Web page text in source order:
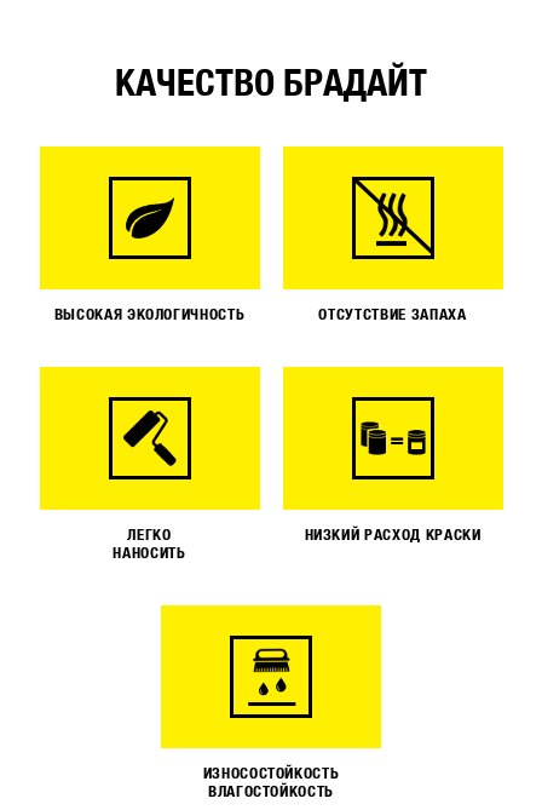
КАЧЕСТВО БРАДАЙТ
ВЫСОКАЯ ЭКОЛОГИЧНОСТЬ ОТСУТСТВИЕ ЗАПАХА
ЛЕГКО
НАНОСИТЬ
НИЗКИЙ РАСХОД КРАСКИ
ИЗНОСОСТОЙКОСТЬ
ВЛАГОСТОЙКОСТЬ